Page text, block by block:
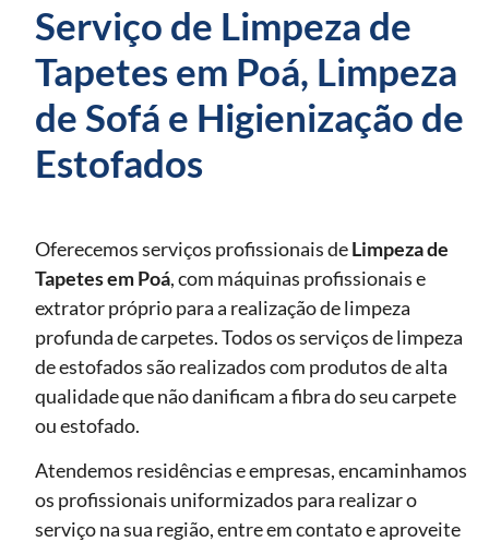
Serviço de Limpeza de
Tapetes em Poá, Limpeza
de Sofá e Higienização de
Estofados
Oferecemos serviços profissionais deLimpeza de
Tapetesem Poá, com máquinas profissionais e
extrator próprio para a realização de limpeza
profunda de carpetes. Todos os serviços de limpeza
de estofados são realizados com produtos de alta
qualidade que não danificam a fibra do seu carpete
ou estofado.
Atendemos residências e empresas, encaminhamos
os profissionais uniformizados para realizar o
serviço na sua região, entre em contato e aproveite